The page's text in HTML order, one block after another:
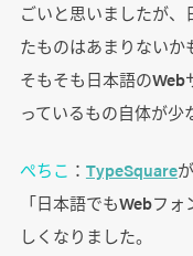
ごいと思いましたが
たものはあまりないか
そもそも日本語の
っているもの自体が少
ぺちこ ： TypeSquare
「日本語でもWebフ
しくなりました。